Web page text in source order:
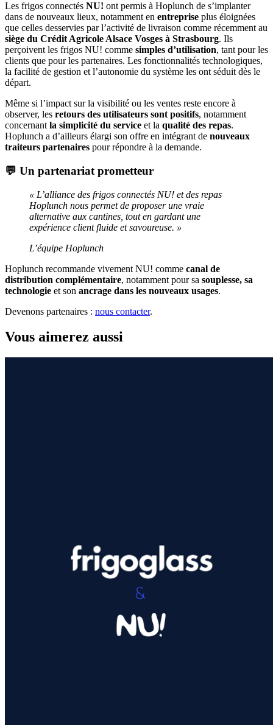
Les frigos connectés NU! ont permis à Hoplunch de s’implanter
dans de nouveaux lieux, notamment en entreprise plus éloignées
que celles desservies par l’activité de livraison comme récemment au
siège du Crédit Agricole Alsace Vosges à Strasbourg. Ils
perçoivent les frigos NU! comme simples d’utilisation, tant pour les
clients que pour les partenaires. Les fonctionnalités technologiques,
la facilité de gestion et l’autonomie du système les ont séduit dès le
départ.
Même si l’impact sur la visibilité ou les ventes reste encore à
observer, les retours des utilisateurs sont positifs, notamment
concernant la simplicité du service et la qualité des repas.
Hoplunch a d’ailleurs élargi son offre en intégrant de nouveaux
traiteurs partenaires pour répondre à la demande.
💬 Un partenariat prometteur
« L’alliance des frigos connectés NU! et des repas
Hoplunch nous permet de proposer une vraie
alternative aux cantines, tout en gardant une
expérience client fluide et savoureuse. »
L’équipe Hoplunch
Hoplunch recommande vivement NU! comme canal de
distribution complémentaire, notamment pour sa souplesse, sa
technologie et son ancrage dans les nouveaux usages.
Devenons partenaires : nous contacter.
Vous aimerez aussi